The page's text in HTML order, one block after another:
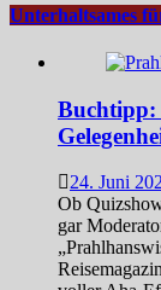
Unterhaltsames
Buchtipp:
24. Juni
Ob
gar